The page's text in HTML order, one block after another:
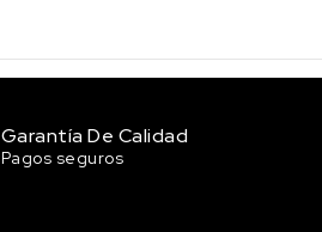
Garantía De Calidad
Pagos seguros